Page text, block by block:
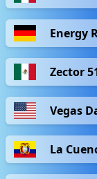
Energy
Zector
Vegas
La